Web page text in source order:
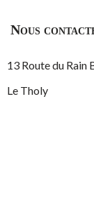
Nous
13 Route du Rain
Le Tholy